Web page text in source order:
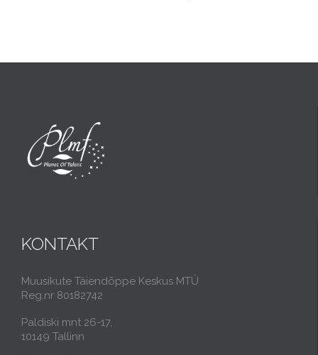
KONTAKT
Muusikute Täiendõppe Keskus MTÜ
Reg.nr 80182742
Paldiski mnt 26-17,
10149 Tallinn